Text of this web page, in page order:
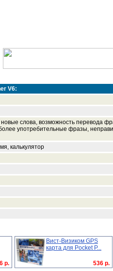
V6:
слова, возможность перевода
употребительные фразы,
калькулятор
р.
Вист-Визиком GPS
карта для Pocket P...
536 р.